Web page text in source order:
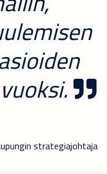
strategiajohtaja